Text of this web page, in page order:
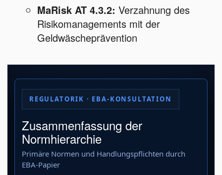
MaRisk AT 4.3.2: Verzahnung des
Risikomanagements mit der
Geldwäscheprävention
REGULATORIK · EBA-KONSULTATION
Zusammenfassung der
Normhierarchie
Primäre Normen und Handlungspflichten durch
EBA-Papier